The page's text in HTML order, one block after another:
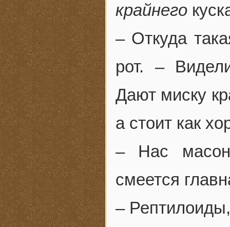
крайнего
– Откуда
рот. –
Дают миску
а стоит как
– Нас
смеется
–